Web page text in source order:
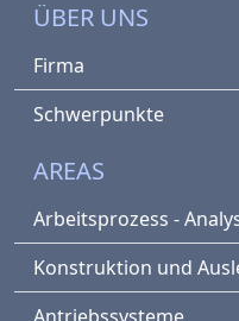
ÜBER UNS
Firma
Schwerpunkte
AREAS
Arbeitsprozess -
Konstruktion und